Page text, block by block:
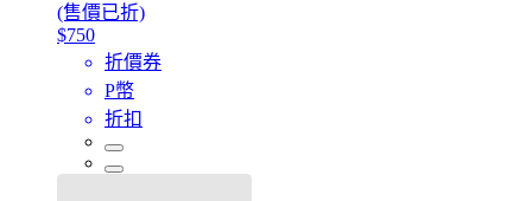
(售價已折)
$750
折價券
P幣
折扣